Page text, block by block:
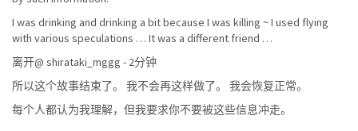
I was drinking and drinking a bit because I was killing ~ I used flying
with various speculations … It was a different friend …
离开@ shirataki_mggg - 2分钟
所以这个故事结束了。 我不会再这样做了。 我会恢复正常。
每个人都认为我理解，但我要求你不要被这些信息冲走。